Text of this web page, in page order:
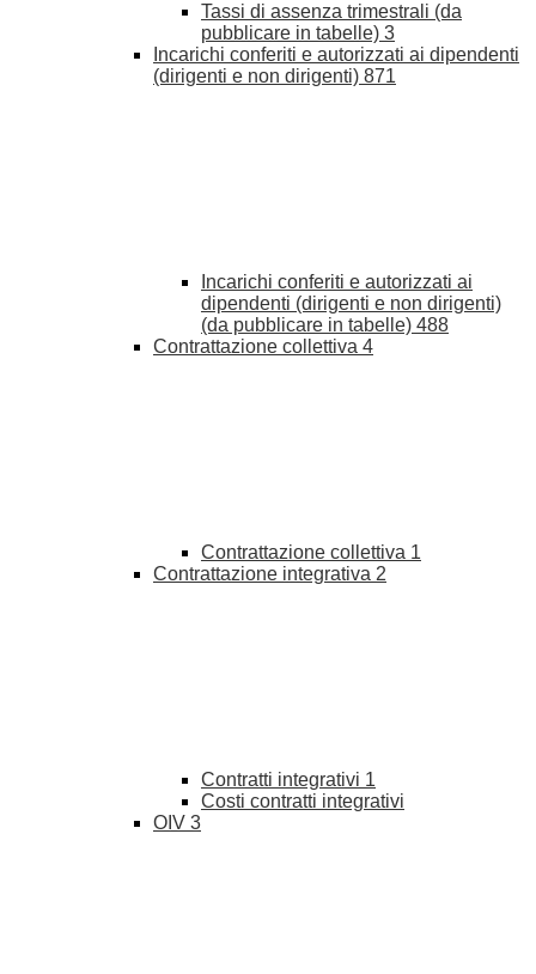
Tassi di assenza trimestrali (da
pubblicare in tabelle) 3
Incarichi conferiti e autorizzati ai dipendenti
(dirigenti e non dirigenti) 871
Incarichi conferiti e autorizzati ai
dipendenti (dirigenti e non dirigenti)
(da pubblicare in tabelle) 488
Contrattazione collettiva 4
Contrattazione collettiva 1
Contrattazione integrativa 2
Contratti integrativi 1
Costi contratti integrativi
OIV 3